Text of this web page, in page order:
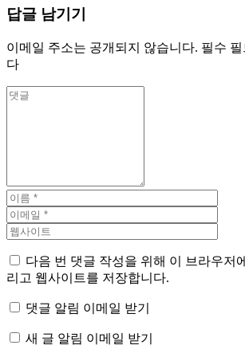
답글 남기기
이메일 주소는 공개되지 않습니다. 필수
다
다음 번 댓글 작성을 위해 이 브라우저
리고 웹사이트를 저장합니다.
댓글 알림 이메일 받기
새 글 알림 이메일 받기